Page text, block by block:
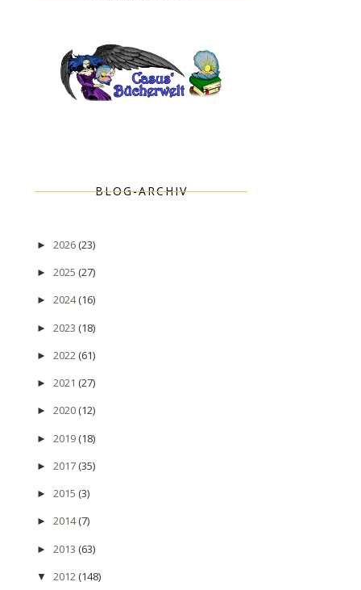
BLOG-ARCHIV
► 2026(23)
► 2025 (27)
► 2024(16)
► 2023 (18)
► 2022(61)
► 2021 (27)
► 2020(12)
► 2019(18)
► 2017(35)
► 2015 (3)
► 2014(7)
► 2013 (63)
▼ 2012(148)